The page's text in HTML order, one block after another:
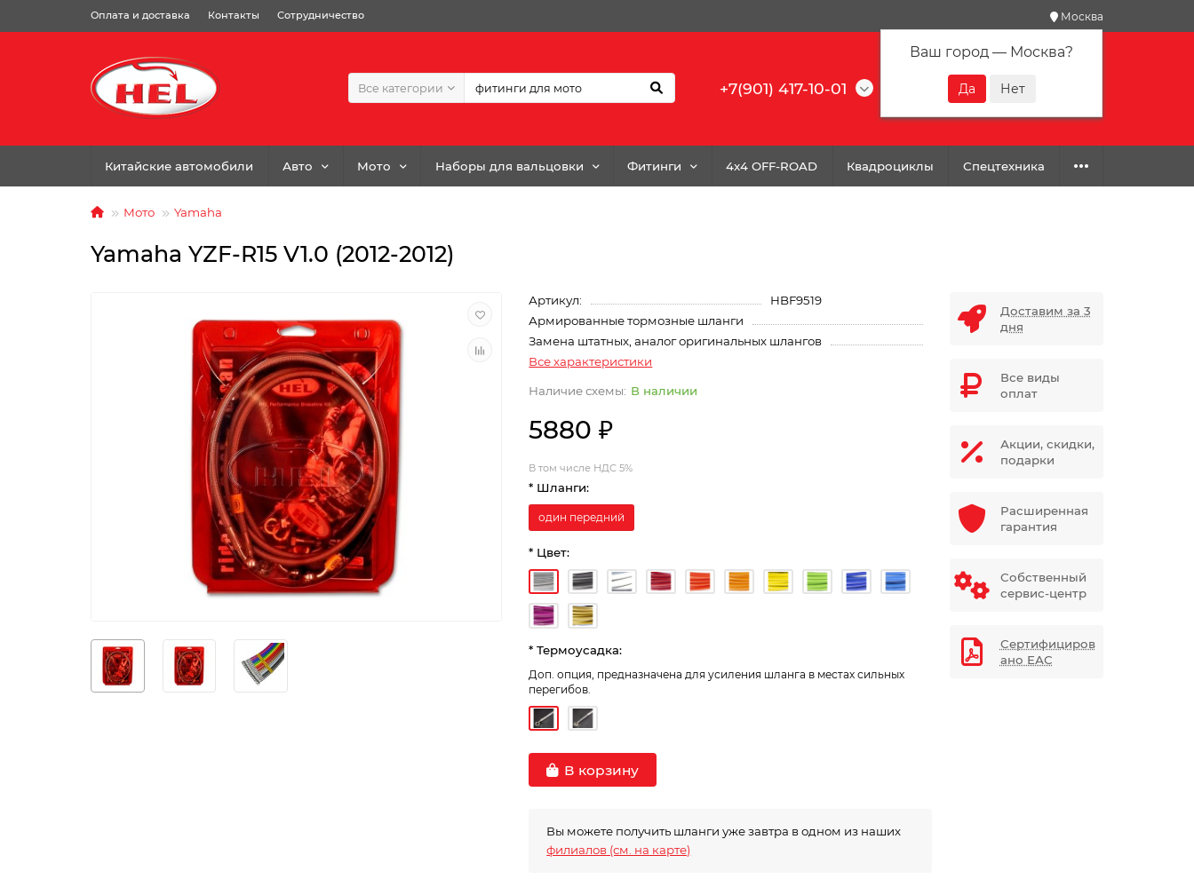
Оплата и доставка Контакты Сотрудничество Москва
Ваш город — Москва?
Все категории +7(901) 417-10-01
Китайские автомобили Авто Мото Наборы для вальцовки Фитинги 4x4 OFF-ROAD Квадроциклы Спецтехника
Мото Yamaha
Yamaha YZF-R15 V1.0 (2012-2012)
Артикул:
HBF9519
Армированные тормозные шланги
Замена штатных, аналог оригинальных шлангов
Все характеристики
В наличии
5880 ₽
В том числе НДС 5%
* Шланги:
один передний
* Цвет:
* Термоусадка:
Доп. опция, предназначена для усиления шланга в местах сильных
перегибов.
В корзину
Вы можете получить шланги уже завтра в одном из наших
филиалов (см. на карте)
Доставим за 3
дня
Все виды
оплат
Акции, скидки,
подарки
Расширенная
гарантия
Собственный
сервис-центр
Сертифициров
ано ЕАС